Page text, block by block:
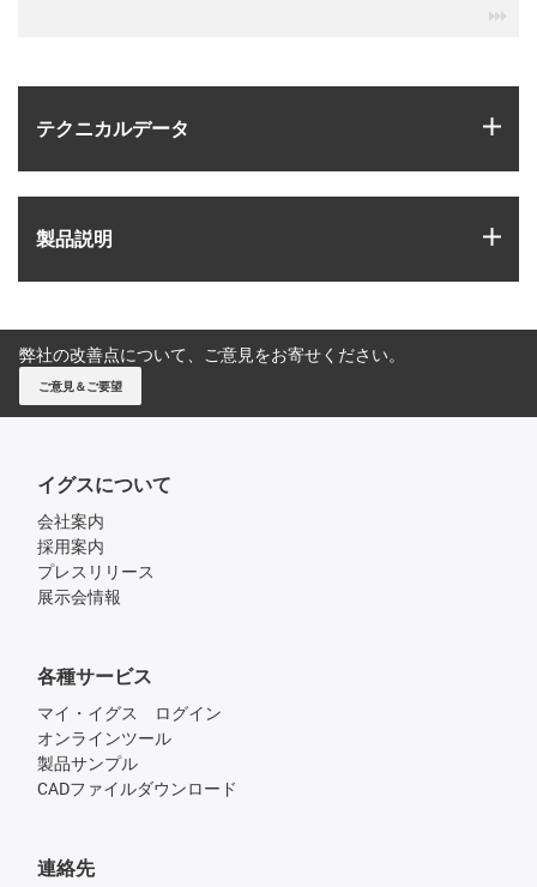
テクニカルデータ
製品説明
弊社の改善点について、ご意見をお寄せください。
ご意見＆ご要望
イグスについて
会社案内
採用案内
プレスリリース
展示会情報
各種サービス
マイ・イグス ログイン
オンラインツール
製品サンプル
CADファイルダウンロード
連絡先